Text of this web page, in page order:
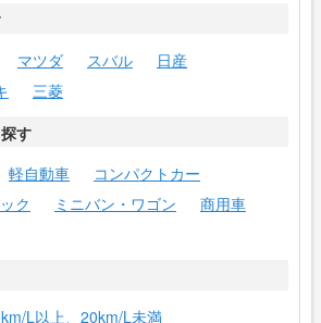
マツダ スバル
日産
三菱
す
軽自動車
コンパクトカー
ク
ミニバン・ワゴン
商用車
L以上、20km/L未満